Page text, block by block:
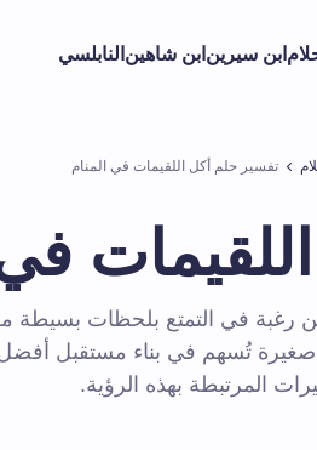
ابن سيرين ابن شاهين النابلسي
تفسير حلم أكل اللقيمات في المنام
في
رغبة في التمتع بلحظات بسيطة
صغيرة تُسهم في بناء مستقبل
المرتبطة بهذه الرؤية.